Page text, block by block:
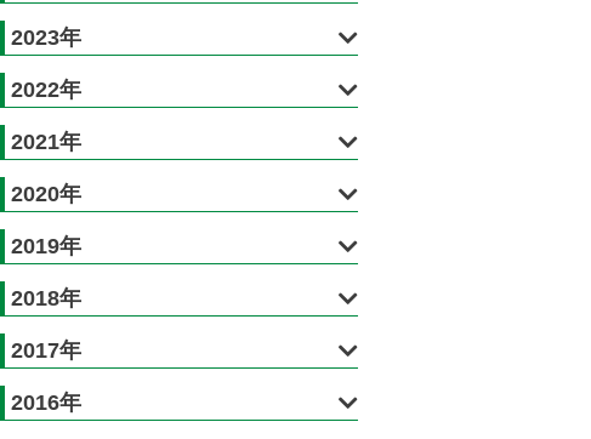
2023年
2022年
2021年
2020年
2019年
2018年
2017年
2016年